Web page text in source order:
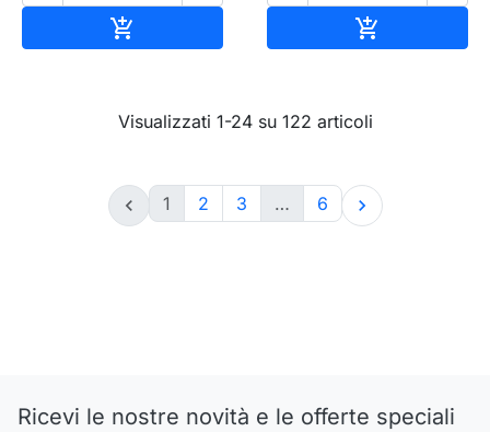
 
Visualizzati 1-24 su 122 articoli
 1 2 3 … 6 
Ricevi le nostre novità e le offerte speciali